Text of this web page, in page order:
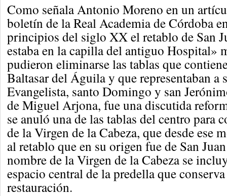
Como señala Antonio Moreno en un
boletín de la Real Academia de Córdoba
principios del siglo XX el retablo de San
estaba en la capilla del antiguo Hospital»
pudieron eliminarse las tablas que
Baltasar del Águila y que representaban a
Evangelista, santo Domingo y san
de Miguel Arjona, fue una discutida
se anuló una de las tablas del centro para
de la Virgen de la Cabeza, que desde ese
al retablo que en su origen fue de San
nombre de la Virgen de la Cabeza se
espacio central de la predella que
restauración.